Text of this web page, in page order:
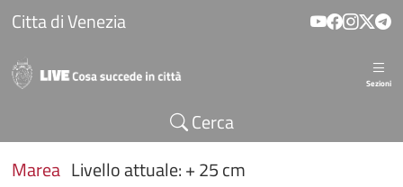
Salta al contenuto principale
Citta di Venezia
Sezioni
Cerca
Marea Livello attuale: + 25 cm